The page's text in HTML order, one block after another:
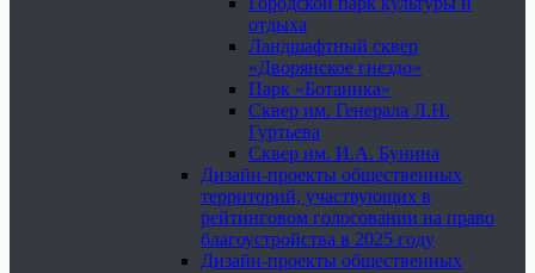
отдыха
Ландшафтный сквер
«Дворянское гнездо»
Парк «Ботаника»
Сквер им. Генерала Л.Н.
Гуртьева
Сквер им. И.А. Бунина
Дизайн-проекты общественных
территорий, участвующих в
рейтинговом голосовании на право
благоустройства в 2025 году
Дизайн-проекты общественных